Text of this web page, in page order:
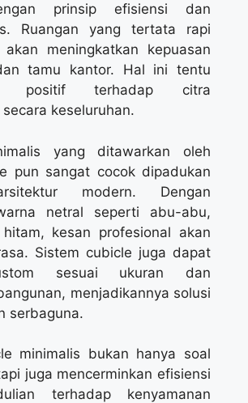
prinsip efisiensi dan
Ruangan yang tertata rapi
meningkatkan kepuasan
tamu kantor. Hal ini tentu
positif terhadap citra
keseluruhan.
yang ditawarkan oleh
pun sangat cocok dipadukan
modern. Dengan
netral seperti abu-abu,
kesan profesional akan
Sistem cubicle juga dapat
sesuai ukuran dan
menjadikannya solusi
serbaguna.
minimalis bukan hanya soal
juga mencerminkan efisiensi
terhadap kenyamanan